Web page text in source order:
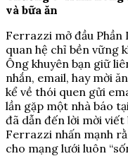
và bữa ăn
Ferrazzi mở đầu Phần
quan hệ chỉ bền vững
Ông khuyên bạn giữ
nhắn, email, hay mời
kể về thói quen gửi
lần gặp một nhà báo
đã dẫn đến lời mời
Ferrazzi nhấn mạnh
cho mạng lưới luôn